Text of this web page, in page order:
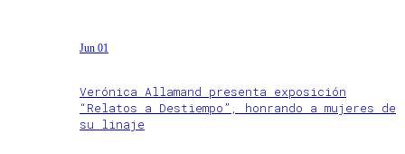
Jun 01
Verónica Allamand presenta exposición
“Relatos a Destiempo”, honrando a mujeres de
su linaje